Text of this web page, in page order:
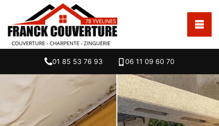
01 85 53 76 93 06 11 09 60 70